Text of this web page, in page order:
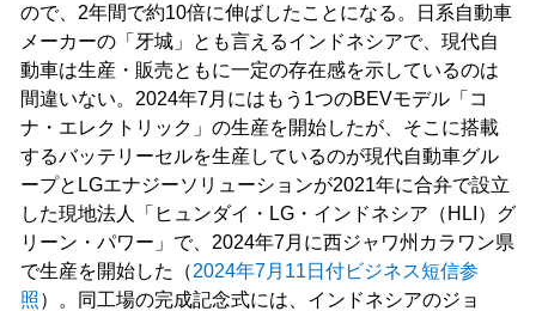
ので、2年間で約10倍に伸ばしたことになる。日系自動車
メーカーの「牙城」とも言えるインドネシアで、現代自
動車は生産・販売ともに一定の存在感を示しているのは
間違いない。2024年7月にはもう1つのBEVモデル「コ
ナ・エレクトリック」の生産を開始したが、そこに搭載
するバッテリーセルを生産しているのが現代自動車グル
ープとLGエナジーソリューションが2021年に合弁で設立
した現地法人「ヒュンダイ・LG・インドネシア（HLI）グ
リーン・パワー」で、2024年7月に西ジャワ州カラワン県
で生産を開始した（2024年7月11日付ビジネス短信参
照）。同工場の完成記念式には、インドネシアのジョ